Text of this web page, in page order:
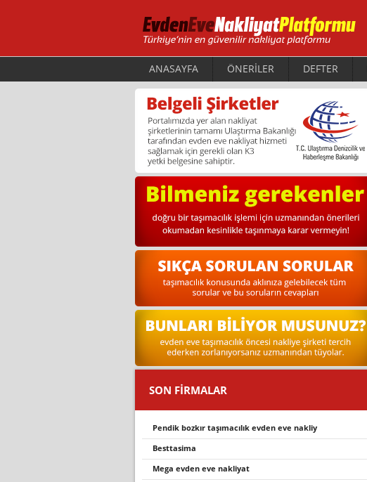
ANASAYFA ÖNERİLER DEFTER
SON FİRMALAR
pendi̇k bozkir taşimacilik evden eve nakli̇y
besttasima
mega evden eve nakli̇yat